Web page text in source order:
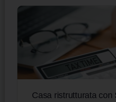
Casa ristrutturata con